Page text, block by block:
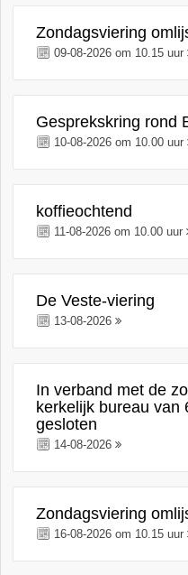
Zondagsviering
09-08-2026 om 10.15 uur
Gesprekskring rond
10-08-2026 om 10.00 uur
koffieochtend
11-08-2026 om 10.00 uur
De Veste-viering
13-08-2026
In verband met de
kerkelijk bureau van
gesloten
14-08-2026
Zondagsviering
16-08-2026 om 10.15 uur